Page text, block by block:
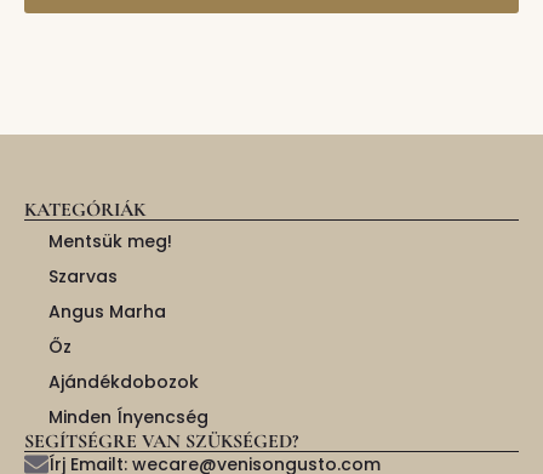
KATEGÓRIÁK
Mentsük meg!
Szarvas
Angus Marha
Őz
Ajándékdobozok
Minden Ínyencség
SEGÍTSÉGRE VAN SZÜKSÉGED?
Írj Emailt: wecare@venisongusto.com